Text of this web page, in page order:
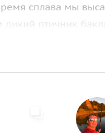
сплава мы
дикий птичник
сил для